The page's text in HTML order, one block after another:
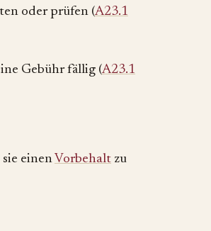
oder prüfen (A23.1
Gebühr fällig (A23.1
einen Vorbehalt zu